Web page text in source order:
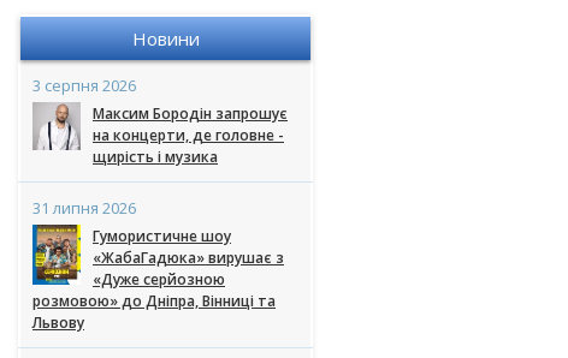
Новини
3 серпня 2026
Максим Бородін запрошує
на концерти, де головне -
щирість і музика
31 липня 2026
Гумористичне шоу
«ЖабаГадюка» вирушає з
«Дуже серйозною
розмовою» до Дніпра, Вінниці та
Львову